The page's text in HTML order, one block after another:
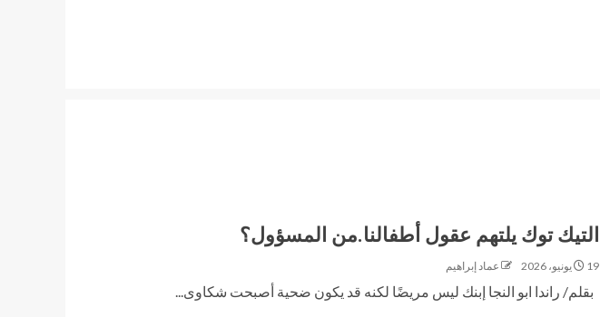
التيك توك يلتهم عقول أطفالنا.من المسؤول؟
19 يونيو، 2026 عماد إبراهيم
بقلم/ راندا ابو النجا إبنك ليس مريضًا لكنه قد يكون ضحية أصبحت شكاوى...